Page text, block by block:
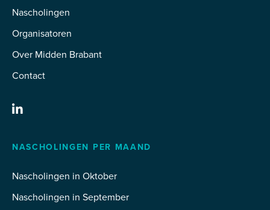
Nascholingen
Organisatoren
Over Midden Brabant
Contact
NASCHOLINGEN PER MAAND
Nascholingen in Oktober
Nascholingen in September